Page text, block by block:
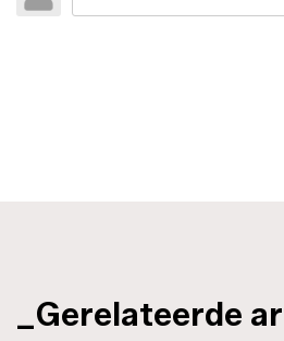
_Gerelateerde